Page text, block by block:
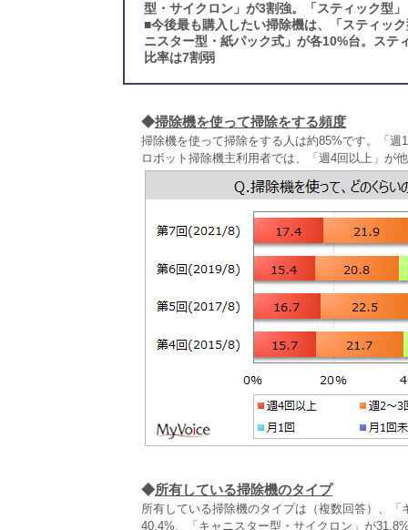
型・サイクロン」が3割強。「スティック型
■今後最も購入したい掃除機は、「スティッ
ニスター型・紙パック式」が各10%台。ステ
比率は7割弱
◆掃除機を使って掃除をする頻度
掃除機を使って掃除をする人は約85%です。「
ロボット掃除機主利用者では、「週4回以上」が
◆所有している掃除機のタイプ
所有している掃除機のタイプは（複数回答）、
40.4%、「キャニスター型・サイクロン」が